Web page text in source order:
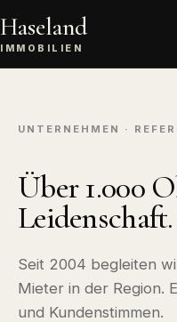
Haseland
IMMOBILIEN
UNTERNEHMEN ·
Über 1.000
Leidenschaft.
Seit 2004 begleiten
Mieter in der Region.
und Kundenstimmen.